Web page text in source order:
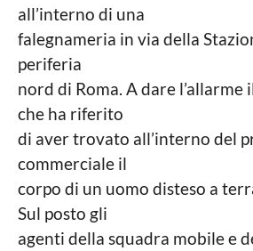
n
n
o
a
g
o
t
i
c
a
L
o
c
a
l
e
all’interno di una
falegnameria in via della
periferia
nord di Roma. A dare
che ha riferito
di aver trovato all’interno del
commerciale il
corpo di un uomo disteso a
Sul posto gli
agenti della squadra mobile e